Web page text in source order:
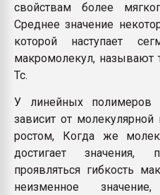
свойствам более
Среднее значение
которой наступает
макромолекул, называют
Тс.
У линейных полимеров
зависит от
ростом, Когда же
достигает значения,
проявляться гибкость
неизменное